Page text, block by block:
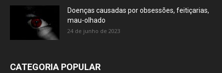
Doenças causadas por obsessões, feitiçarias,
mau-olhado
24 de junho de 2023
CATEGORIA POPULAR